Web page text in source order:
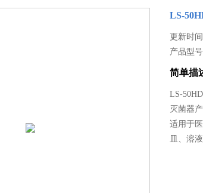
LS-
更新时
产品型
简单描
LS-
灭菌器
适用于
皿、溶